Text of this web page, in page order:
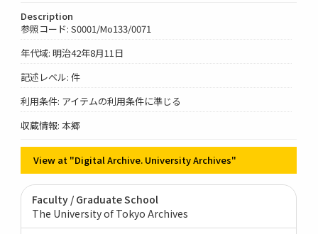
Description
参照コード: S0001/Mo133/0071
年代域: 明治42年8月11日
記述レベル: 件
利用条件: アイテムの利用条件に準じる
収蔵情報: 本郷
View at "Digital Archive. University Archives"
Faculty / Graduate School
The University of Tokyo Archives